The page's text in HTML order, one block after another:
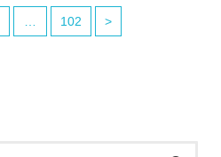
… 102 >